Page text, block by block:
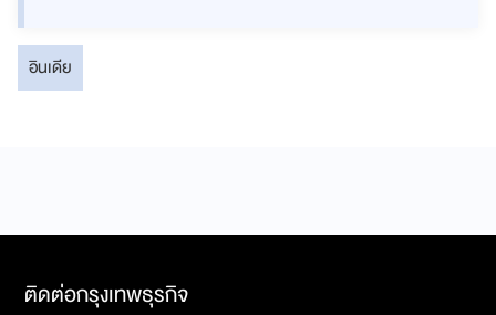
อินเดีย
ติดต่อกรุงเทพธุรกิจ